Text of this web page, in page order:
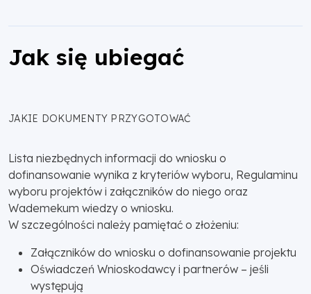
Jak się ubiegać
JAKIE DOKUMENTY PRZYGOTOWAĆ
Lista niezbędnych informacji do wniosku o
dofinansowanie wynika z kryteriów wyboru, Regulaminu
wyboru projektów i załączników do niego oraz
Wademekum wiedzy o wniosku.
W szczególności należy pamiętać o złożeniu:
Załączników do wniosku o dofinansowanie projektu
Oświadczeń Wnioskodawcy i partnerów – jeśli
występują